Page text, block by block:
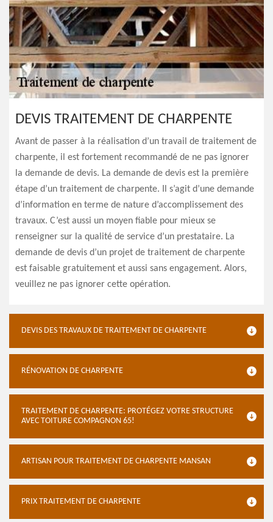
DEVIS TRAITEMENT DE CHARPENTE
Avant de passer à la réalisation d’un travail de traitement de
charpente, il est fortement recommandé de ne pas ignorer
la demande de devis. La demande de devis est la première
étape d’un traitement de charpente. Il s’agit d’une demande
d’information en terme de nature d’accomplissement des
travaux. C’est aussi un moyen fiable pour mieux se
renseigner sur la qualité de service d’un prestataire. La
demande de devis d’un projet de traitement de charpente
est faisable gratuitement et aussi sans engagement. Alors,
veuillez ne pas ignorer cette opération.
DEVIS DES TRAVAUX DE TRAITEMENT DE CHARPENTE
RÉNOVATION DE CHARPENTE
TRAITEMENT DE CHARPENTE: PROTÉGEZ VOTRE STRUCTURE
AVEC TOITURE COMPAGNON 65!
ARTISAN POUR TRAITEMENT DE CHARPENTE MANSAN
PRIX TRAITEMENT DE CHARPENTE